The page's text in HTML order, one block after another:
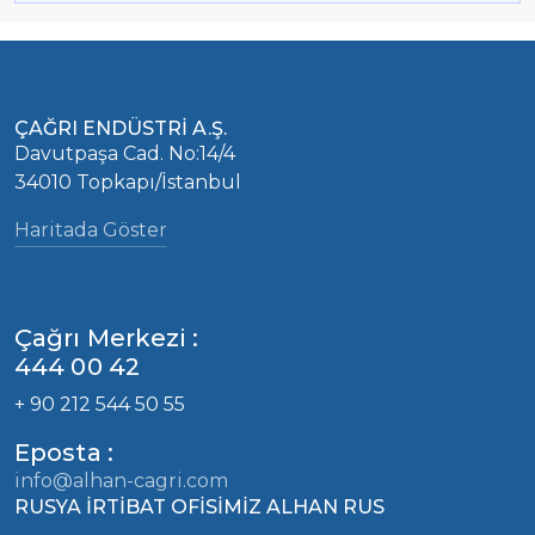
ÇAĞRI ENDÜSTRİ A.Ş.
Davutpaşa Cad. No:14/4
34010 Topkapı/İstanbul
Haritada Göster
Çağrı Merkezi :
444 00 42
+ 90 212 544 50 55
Eposta :
info@alhan-cagri.com
RUSYA İRTİBAT OFİSİMİZ ALHAN RUS